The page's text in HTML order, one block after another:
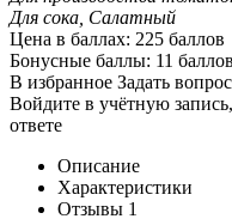
Для сока, Салатный
Цена в баллах: 225 баллов
Бонусные баллы: 11 баллов
В избранное Задать вопрос
Войдите в учётную
ответе
Описание
Характеристики
Отзывы 1